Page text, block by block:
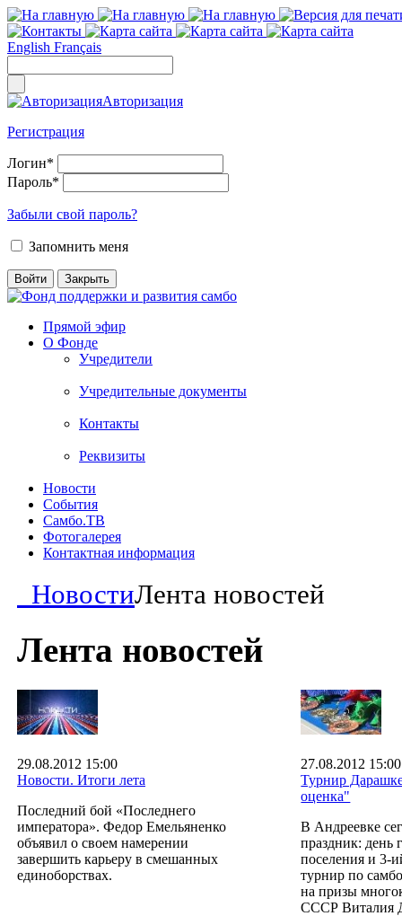
English Français
Авторизация
Регистрация
Логин*
Пароль*
Забыли свой пароль?
Запомнить меня
Прямой эфир
О Фонде
Учредители
Учредительные документы
Контакты
Реквизиты
Новости
События
Самбо.ТВ
Фотогалерея
Контактная информация
НовостиЛента новостей
Лента новостей
29.08.2012 15:00
Новости. Итоги лета
Последний бой «Последнего
императора». Федор Емельяненко
объявил о своем намерении
завершить карьеру в смешанных
единоборствах.
27.08.2012 15:00
Турнир
оценка"
В Андреевке
праздник: день
поселения и 3-
турнир по
на призы
СССР Виталия